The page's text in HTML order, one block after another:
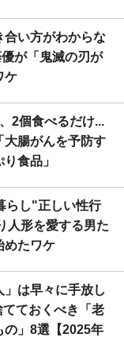
合い方がわからな
が「鬼滅の刃が
ケ
2個食べるだけ...
大腸がんを予防す
食品」
らし"正しい性行
人形を愛する男た
めたワケ
」は早々に手放し
ておくべき「老
の」8選【2025年